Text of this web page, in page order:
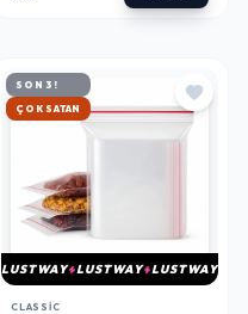
SON 3!
HIZLI KARGO
LUSTWAY LUSTWAY LUSTWAY
CLASSIC